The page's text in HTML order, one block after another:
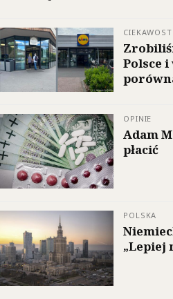
Polsce
OPINIE
Adam
płacić
POLSKA
„Lepiej